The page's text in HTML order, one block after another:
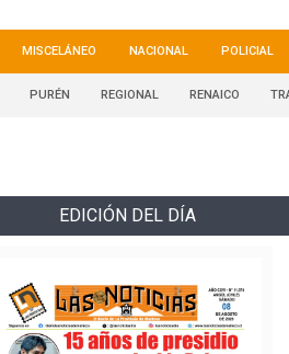
MISCELÁNEO NACIONAL POLICIAL
PURÉN REGIONAL RENAICO
EDICIÓN DEL DÍA